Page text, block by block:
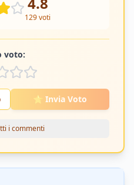
129voti
voto:
⭐ Invia Voto
i commenti